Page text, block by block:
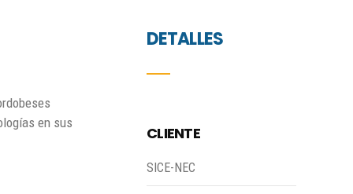
en sus
DETALLES
CLIENTE
SICE-NEC